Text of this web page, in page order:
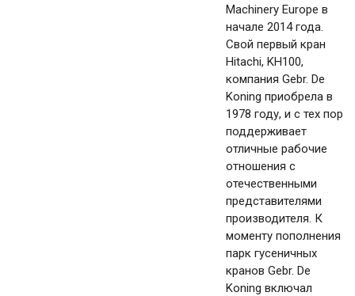
Machinery Europe в
начале 2014 года.
Свой первый кран
Hitachi, KH100,
компания Gebr. De
Koning приобрела в
1978 году, и с тех пор
поддерживает
отличные рабочие
отношения с
отечественными
представителями
производителя. К
моменту пополнения
парк гусеничных
кранов Gebr. De
Koning включал